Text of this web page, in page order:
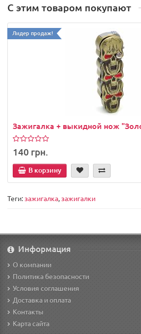
С этим товаром покупают
Лидер продаж!
Зажигалка + выкидной нож
140 грн.
В корзину
Теги: зажигалка, зажигалки
Информация
О компании
Политика безопасности
Условия соглашения
Доставка и оплата
Контакты
Карта сайта